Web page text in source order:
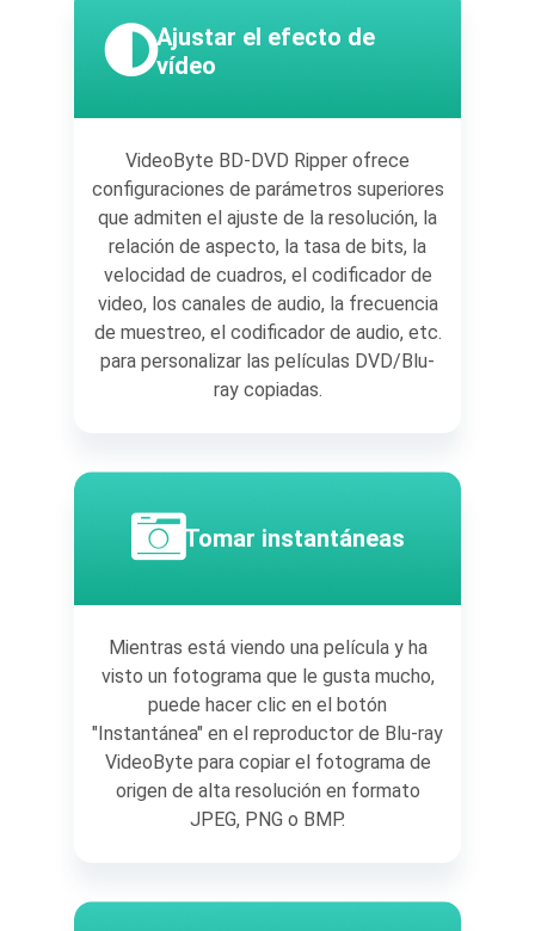
Ajustar el efecto de
vídeo
VideoByte BD-DVD Ripper ofrece
configuraciones de parámetros superiores
que admiten el ajuste de la resolución, la
relación de aspecto, la tasa de bits, la
velocidad de cuadros, el codificador de
video, los canales de audio, la frecuencia
de muestreo, el codificador de audio, etc.
para personalizar las películas DVD/Blu-
ray copiadas.
Tomar instantáneas
Mientras está viendo una película y ha
visto un fotograma que le gusta mucho,
puede hacer clic en el botón
"Instantánea" en el reproductor de Blu-ray
VideoByte para copiar el fotograma de
origen de alta resolución en formato
JPEG, PNG o BMP.